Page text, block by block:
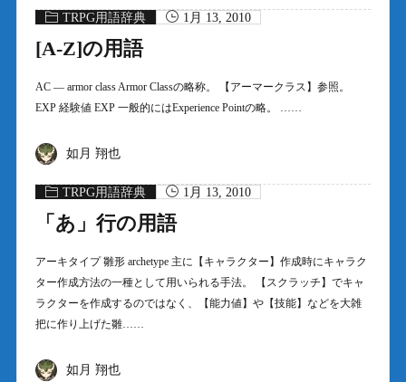
TRPG用語辞典 1月 13, 2010
[A-Z]の用語
AC — armor class Armor Classの略称。 【アーマークラス】参照。
EXP 経験値 EXP 一般的にはExperience Pointの略。 ……
如月 翔也
TRPG用語辞典 1月 13, 2010
「あ」行の用語
アーキタイプ 雛形 archetype 主に【キャラクター】作成時にキャラク
ター作成方法の一種として用いられる手法。 【スクラッチ】でキャ
ラクターを作成するのではなく、【能力値】や【技能】などを大雑
把に作り上げた雛……
如月 翔也